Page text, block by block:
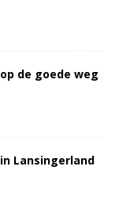
de goede weg
Lansingerland